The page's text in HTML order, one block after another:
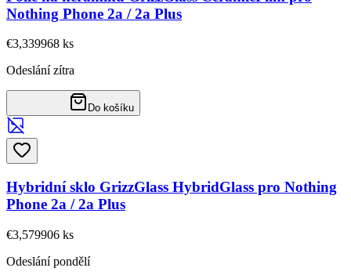
Nothing Phone 2a / 2a Plus
€3,339968 ks
Odeslání zítra
Do košíku
Hybridní sklo GrizzGlass HybridGlass pro Nothing
Phone 2a / 2a Plus
€3,579906 ks
Odeslání pondělí